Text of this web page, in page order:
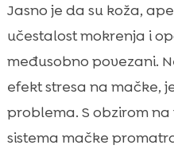
Jasno je da su koža,
učestalost mokrenja i
međusobno povezani.
efekt stresa na mačke,
problema. S obzirom
sistema mačke